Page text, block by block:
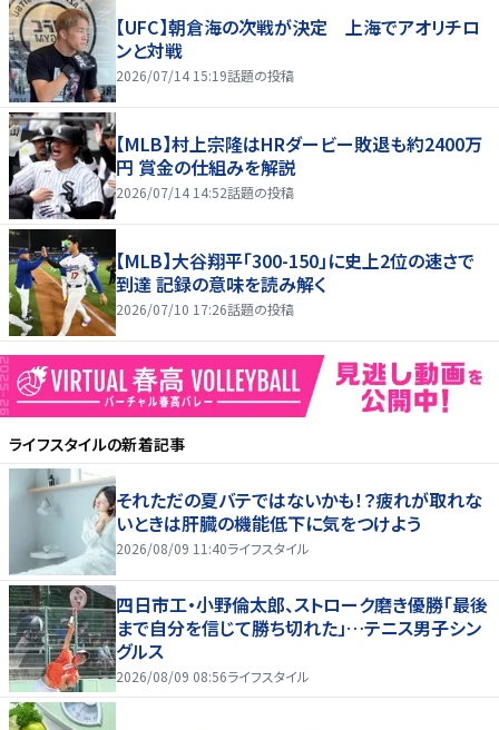
【UFC】朝倉海の次戦が決定 上海でアオリチロ
ンと対戦
2026/07/14 15:19話題の投稿
【MLB】村上宗隆はHRダービー敗退も約2400万
円 賞金の仕組みを解説
2026/07/14 14:52話題の投稿
【MLB】大谷翔平「300-150」に史上2位の速さで
到達 記録の意味を読み解く
2026/07/10 17:26話題の投稿
ライフスタイルの新着記事
それただの夏バテではないかも！？疲れが取れな
いときは肝臓の機能低下に気をつけよう
2026/08/09 11:40ライフスタイル
四日市工・小野倫太郎、ストローク磨き優勝「最後
まで自分を信じて勝ち切れた」…テニス男子シン
グルス
2026/08/09 08:56ライフスタイル